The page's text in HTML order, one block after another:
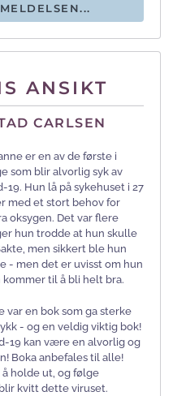
ANSIKT
CARLSEN
er en av de første i
som blir alvorlig syk av
19. Hun lå på sykehuset i 27
med et stort behov for
oksygen. Det var flere
hun trodde at hun skulle
men sikkert ble hun
- men det er uvisst om hun
kommer til å bli helt bra.
var en bok som ga sterke
- og en veldig viktig bok!
19 kan være en alvorlig og
Boka anbefales til alle!
holde ut, og følge
kvitt dette viruset.